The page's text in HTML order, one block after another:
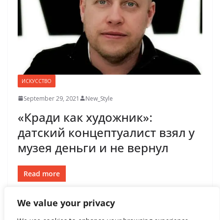
We value your privacy
ИСКУССТВО
September 29, 2021 New_Style
«Кради как художник»:
датский концептуалист взял у
музея деньги и не вернул
Read more